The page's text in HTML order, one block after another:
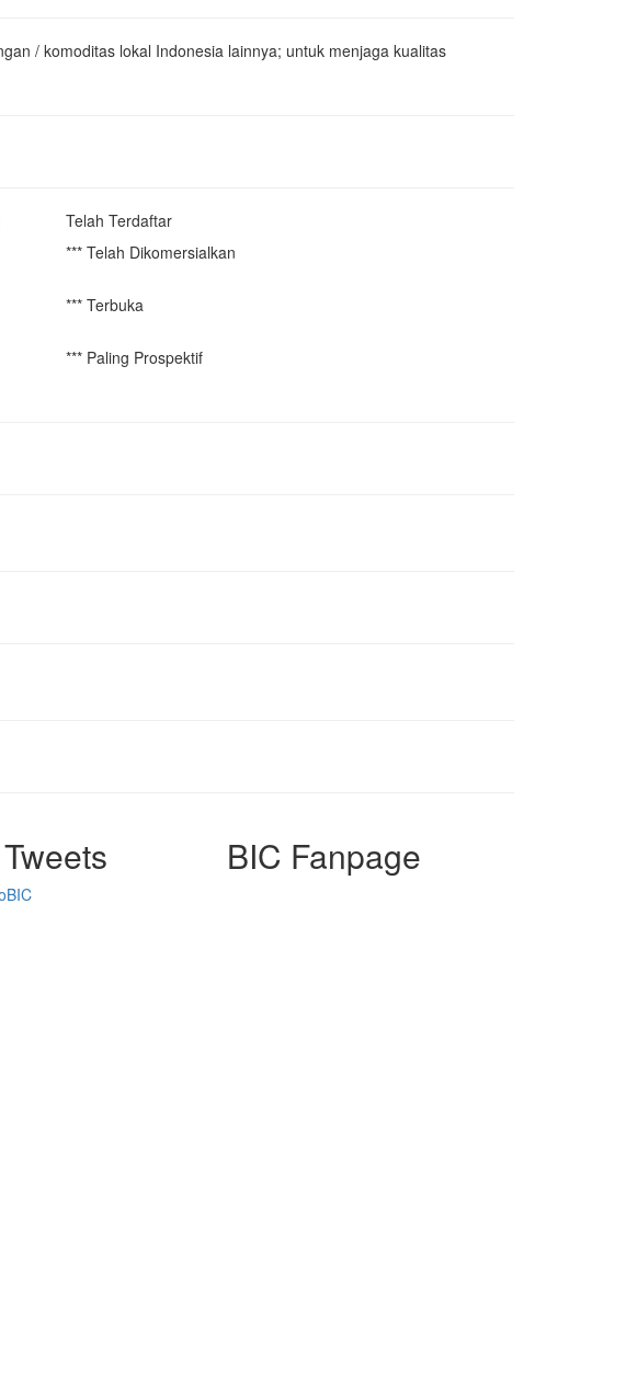
/ komoditas lokal Indonesia lainnya; untuk menjaga kualitas
Telah Terdaftar
*** Telah Dikomersialkan
*** Terbuka
*** Paling Prospektif
BIC Fanpage